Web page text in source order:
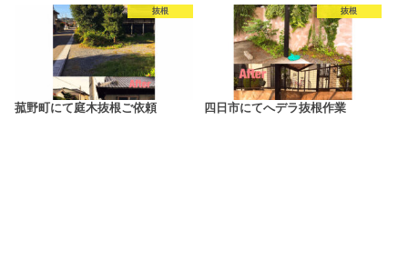
抜根
菰野町にて庭木抜根ご依頼
抜根
四日市にてへデラ抜根作業